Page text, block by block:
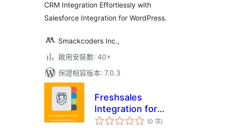
CRM Integration Effortlessly with
Salesforce Integration for WordPress.
Smackcoders Inc.,
啟用安裝數: 40+
保證相容版本: 7.0.3
Freshsales
Integration for
WordPress
(0 次評
分)